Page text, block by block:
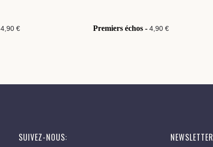
4,90 € Premiers échos -4,90 €
SUIVEZ-NOUS: NEWSLETTER